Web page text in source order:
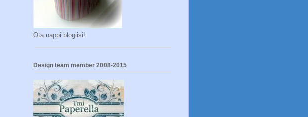
Ota nappi blogiisi!
Design team member 2008-2015